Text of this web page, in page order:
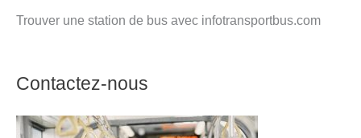
Trouver une station de bus avec infotransportbus.com
Contactez-nous